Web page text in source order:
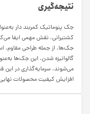
نتیجه‌گیری
جک پنوماتیک کمربند دار
کشتیرانی، نقش مهمی ایفا
جک‌ها، از جمله طراحی مقاوم،
گالوانیزه شدن، این جک‌ها
می‌شوند. سرمایه‌گذاری در این
افزایش کیفیت محصولات